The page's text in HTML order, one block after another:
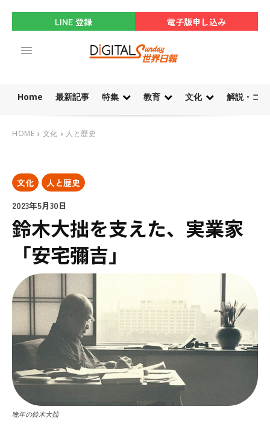
LINE 登録 電子版申し込み
Home 最新記事 特集 教育 文化 解説・コ
HOME 文化 人と歴史
文化
人と歴史
2023年5月30日
鈴木大拙を支えた、実業家
「安宅彌吉」
晩年の鈴木大拙